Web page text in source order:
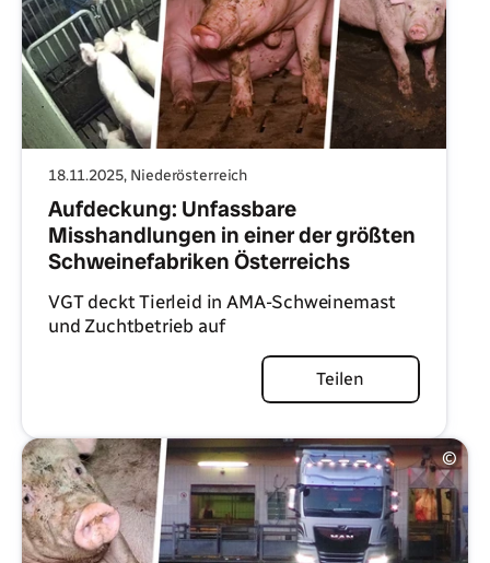
18.11.2025, Niederösterreich
Aufdeckung: Unfassbare
Misshandlungen in einer der größten
Schweinefabriken Österreichs
VGT deckt Tierleid in AMA-Schweinemast
und Zuchtbetrieb auf
Teilen
©